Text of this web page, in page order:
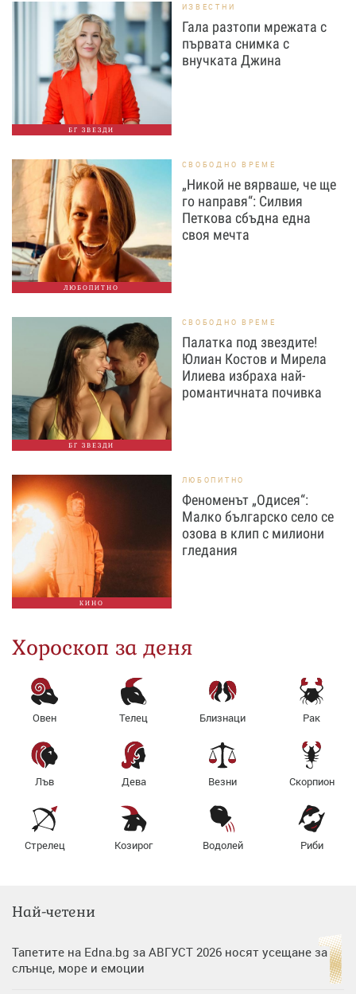
БГ ЗВЕЗДИ
ИЗВЕСТНИ
Гала разтопи мрежата с
първата снимка с
внучката Джина
ЛЮБОПИТНО
СВОБОДНО ВРЕМЕ
„Никой не вярваше, че ще
го направя“: Силвия
Петкова сбъдна една
своя мечта
БГ ЗВЕЗДИ
СВОБОДНО ВРЕМЕ
Палатка под звездите!
Юлиан Костов и Мирела
Илиева избраха най-
романтичната почивка
КИНО
ЛЮБОПИТНО
Феноменът „Одисея“:
Малко българско село се
озова в клип с милиони
гледания
Хороскоп за деня
Овен Телец Близнаци Рак
Лъв Дева Везни Скорпион
Стрелец Козирог Водолей Риби
Най-четени
Тапетите на Edna.bg за АВГУСТ 2026 носят усещане за
слънце, море и емоции